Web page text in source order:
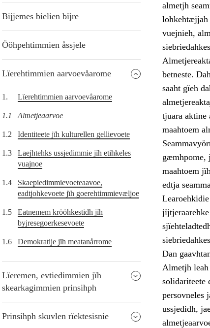
Bijjemes bielien bïjre
Ööhpehtimmien åssjele
Lïerehtimmien aarvoevåarome
1. Lïerehtimmien aarvoevåarome
1.1 Almetjeaarvoe
1.2 Identiteete jïh kulturellen gellievoete
1.3
Laejhtehks ussjedimmie jïh etihkeles
vuajnoe
1.4
Skaepiedimmievoeteaavoe,
eadtjohkevoete jïh goerehtimmievæljoe
1.5
Eatnemem krööhkestidh jïh
byjresegoerkesevoete
1.6 Demokratije jïh meatanårrome
Lïeremen, evtiedimmien jïh
skearkagimmien prinsihph
Prinsihph skuvlen rïektesisnie
almetjh
lohkehtæjjah
vuejnieh,
betneste.
saaht gïeh
tjuara aktine
maahtoem
gæmhpome,
maahtoem
edtja
Dan
Almetjh leah
solidariteete
persovneles
ussjedidh,